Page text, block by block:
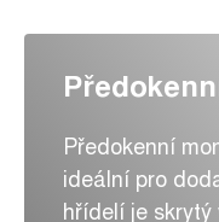
Předokenní
ideální pro
hřídelí je